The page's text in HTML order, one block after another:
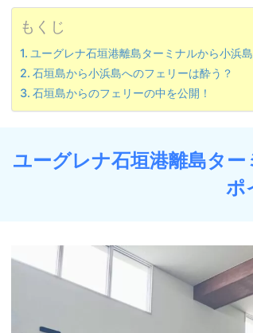
もくじ
ユーグレナ石垣港離島ターミナルから小浜
石垣島から小浜島へのフェリーは酔う？
石垣島からのフェリーの中を公開！
ユーグレナ石垣港離島タ
ポ